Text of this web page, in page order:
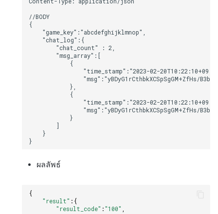
//BODY
ผลลัพธ์
{
"result" :{
"result_code" :"100" ,